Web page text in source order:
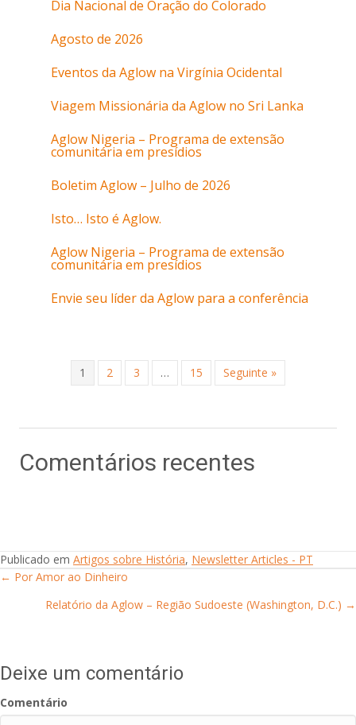
Dia Nacional de Oração do Colorado
Agosto de 2026
Eventos da Aglow na Virgínia Ocidental
Viagem Missionária da Aglow no Sri Lanka
Aglow Nigeria – Programa de extensão
comunitária em presídios
Boletim Aglow – Julho de 2026
Isto… Isto é Aglow.
Aglow Nigeria – Programa de extensão
comunitária em presídios
Envie seu líder da Aglow para a conferência
1 2 3 … 15 Seguinte »
Comentários recentes
Publicado em Artigos sobre História, Newsletter Articles - PT
Posts
navigation
← Por Amor ao Dinheiro
Relatório da Aglow – Região Sudoeste (Washington, D.C.) →
Deixe um comentário
Comentário